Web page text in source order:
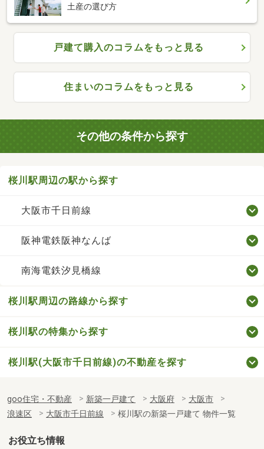
土産の選び方
戸建て購入のコラムをもっと見る
住まいのコラムをもっと見る
その他の条件から探す
桜川駅周辺の駅から探す
大阪市千日前線
阪神電鉄阪神なんば
南海電鉄汐見橋線
桜川駅周辺の路線から探す
桜川駅の特集から探す
桜川駅(大阪市千日前線)の不動産を探す
goo住宅・不動産 新築一戸建て 大阪府
大阪市
浪速区
大阪市千日前線 桜川駅の新築一戸建て 物件一覧
お役立ち情報